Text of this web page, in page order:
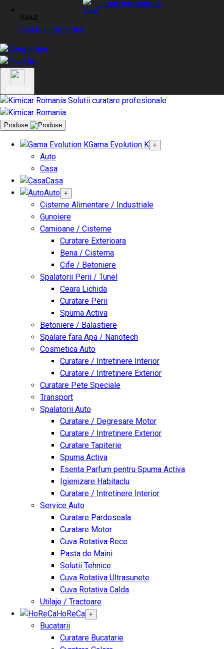
Login/Inregistrare
Salut
Log In Inregistrare
Produse
Gama Evolution K +
Auto
Casa
Casa
Auto +
Cisterne Alimentare / Industriale
Gunoiere
Camioane / Cisterne
Curatare Exterioara
Bena / Cisterna
Cife / Betoniere
Spalatorii Perii / Tunel
Ceara Lichida
Curatare Perii
Spuma Activa
Betoniere / Balastiere
Spalare fara Apa / Nanotech
Cosmetica Auto
Curatare / Intretinere Interior
Curatare / Intretinere Exterior
Curatare Pete Speciale
Transport
Spalatorii Auto
Curatare / Degresare Motor
Curatare / Intretinere Exterior
Curatare Tapiterie
Spuma Activa
Esenta Parfum pentru Spuma Activa
Igienizare Habitaclu
Curatare / Intretinere Interior
Service Auto
Curatare Pardoseala
Curatare Motor
Cuva Rotativa Rece
Pasta de Maini
Solutii Tehnice
Cuva Rotativa Ultrasunete
Cuva Rotativa Calda
Utilaje / Tractoare
HoReCa +
Bucatarii
Curatare Bucatarie